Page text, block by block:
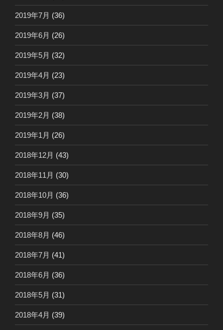
2019年7月 (36)
2019年6月 (26)
2019年5月 (32)
2019年4月 (23)
2019年3月 (37)
2019年2月 (38)
2019年1月 (26)
2018年12月 (43)
2018年11月 (30)
2018年10月 (36)
2018年9月 (35)
2018年8月 (46)
2018年7月 (41)
2018年6月 (36)
2018年5月 (31)
2018年4月 (39)